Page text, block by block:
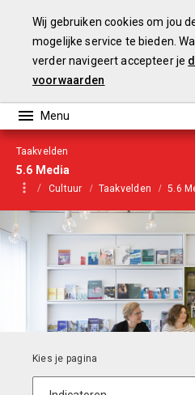
Taakvelden
5.6 Media
Cultuur Taakvelden 5.6
Wij gebruiken cookies om jou
mogelijke service te bieden.
verder navigeert accepteer je
voorwaarden